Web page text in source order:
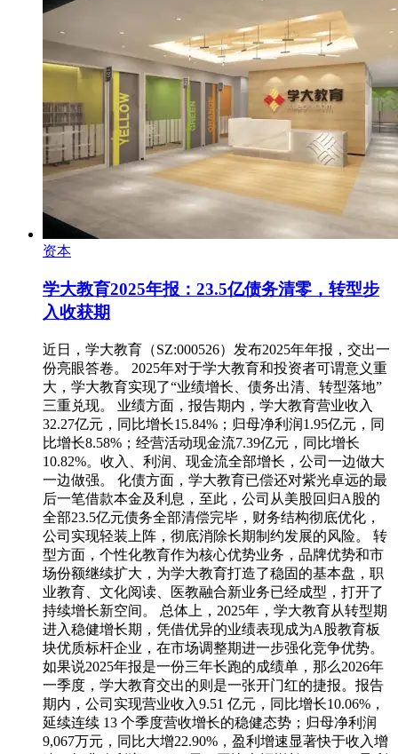
资本
学大教育2025年报：23.5亿债务清零，转型步
入收获期
近日，学大教育（SZ:000526）发布2025年年报，交出一
份亮眼答卷。 2025年对于学大教育和投资者可谓意义重
大，学大教育实现了“业绩增长、债务出清、转型落地”
三重兑现。 业绩方面，报告期内，学大教育营业收入
32.27亿元，同比增长15.84%；归母净利润1.95亿元，同
比增长8.58%；经营活动现金流7.39亿元，同比增长
10.82%。收入、利润、现金流全部增长，公司一边做大
一边做强。 化债方面，学大教育已偿还对紫光卓远的最
后一笔借款本金及利息，至此，公司从美股回归A股的
全部23.5亿元债务全部清偿完毕，财务结构彻底优化，
公司实现轻装上阵，彻底消除长期制约发展的风险。 转
型方面，个性化教育作为核心优势业务，品牌优势和市
场份额继续扩大，为学大教育打造了稳固的基本盘，职
业教育、文化阅读、医教融合新业务已经成型，打开了
持续增长新空间。 总体上，2025年，学大教育从转型期
进入稳健增长期，凭借优异的业绩表现成为A股教育板
块优质标杆企业，在市场调整期进一步强化竞争优势。
如果说2025年报是一份三年长跑的成绩单，那么2026年
一季度，学大教育交出的则是一张开门红的捷报。报告
期内，公司实现营业收入9.51 亿元，同比增长10.06%，
延续连续 13 个季度营收增长的稳健态势；归母净利润
9,067万元，同比大增22.90%，盈利增速显著快于收入增